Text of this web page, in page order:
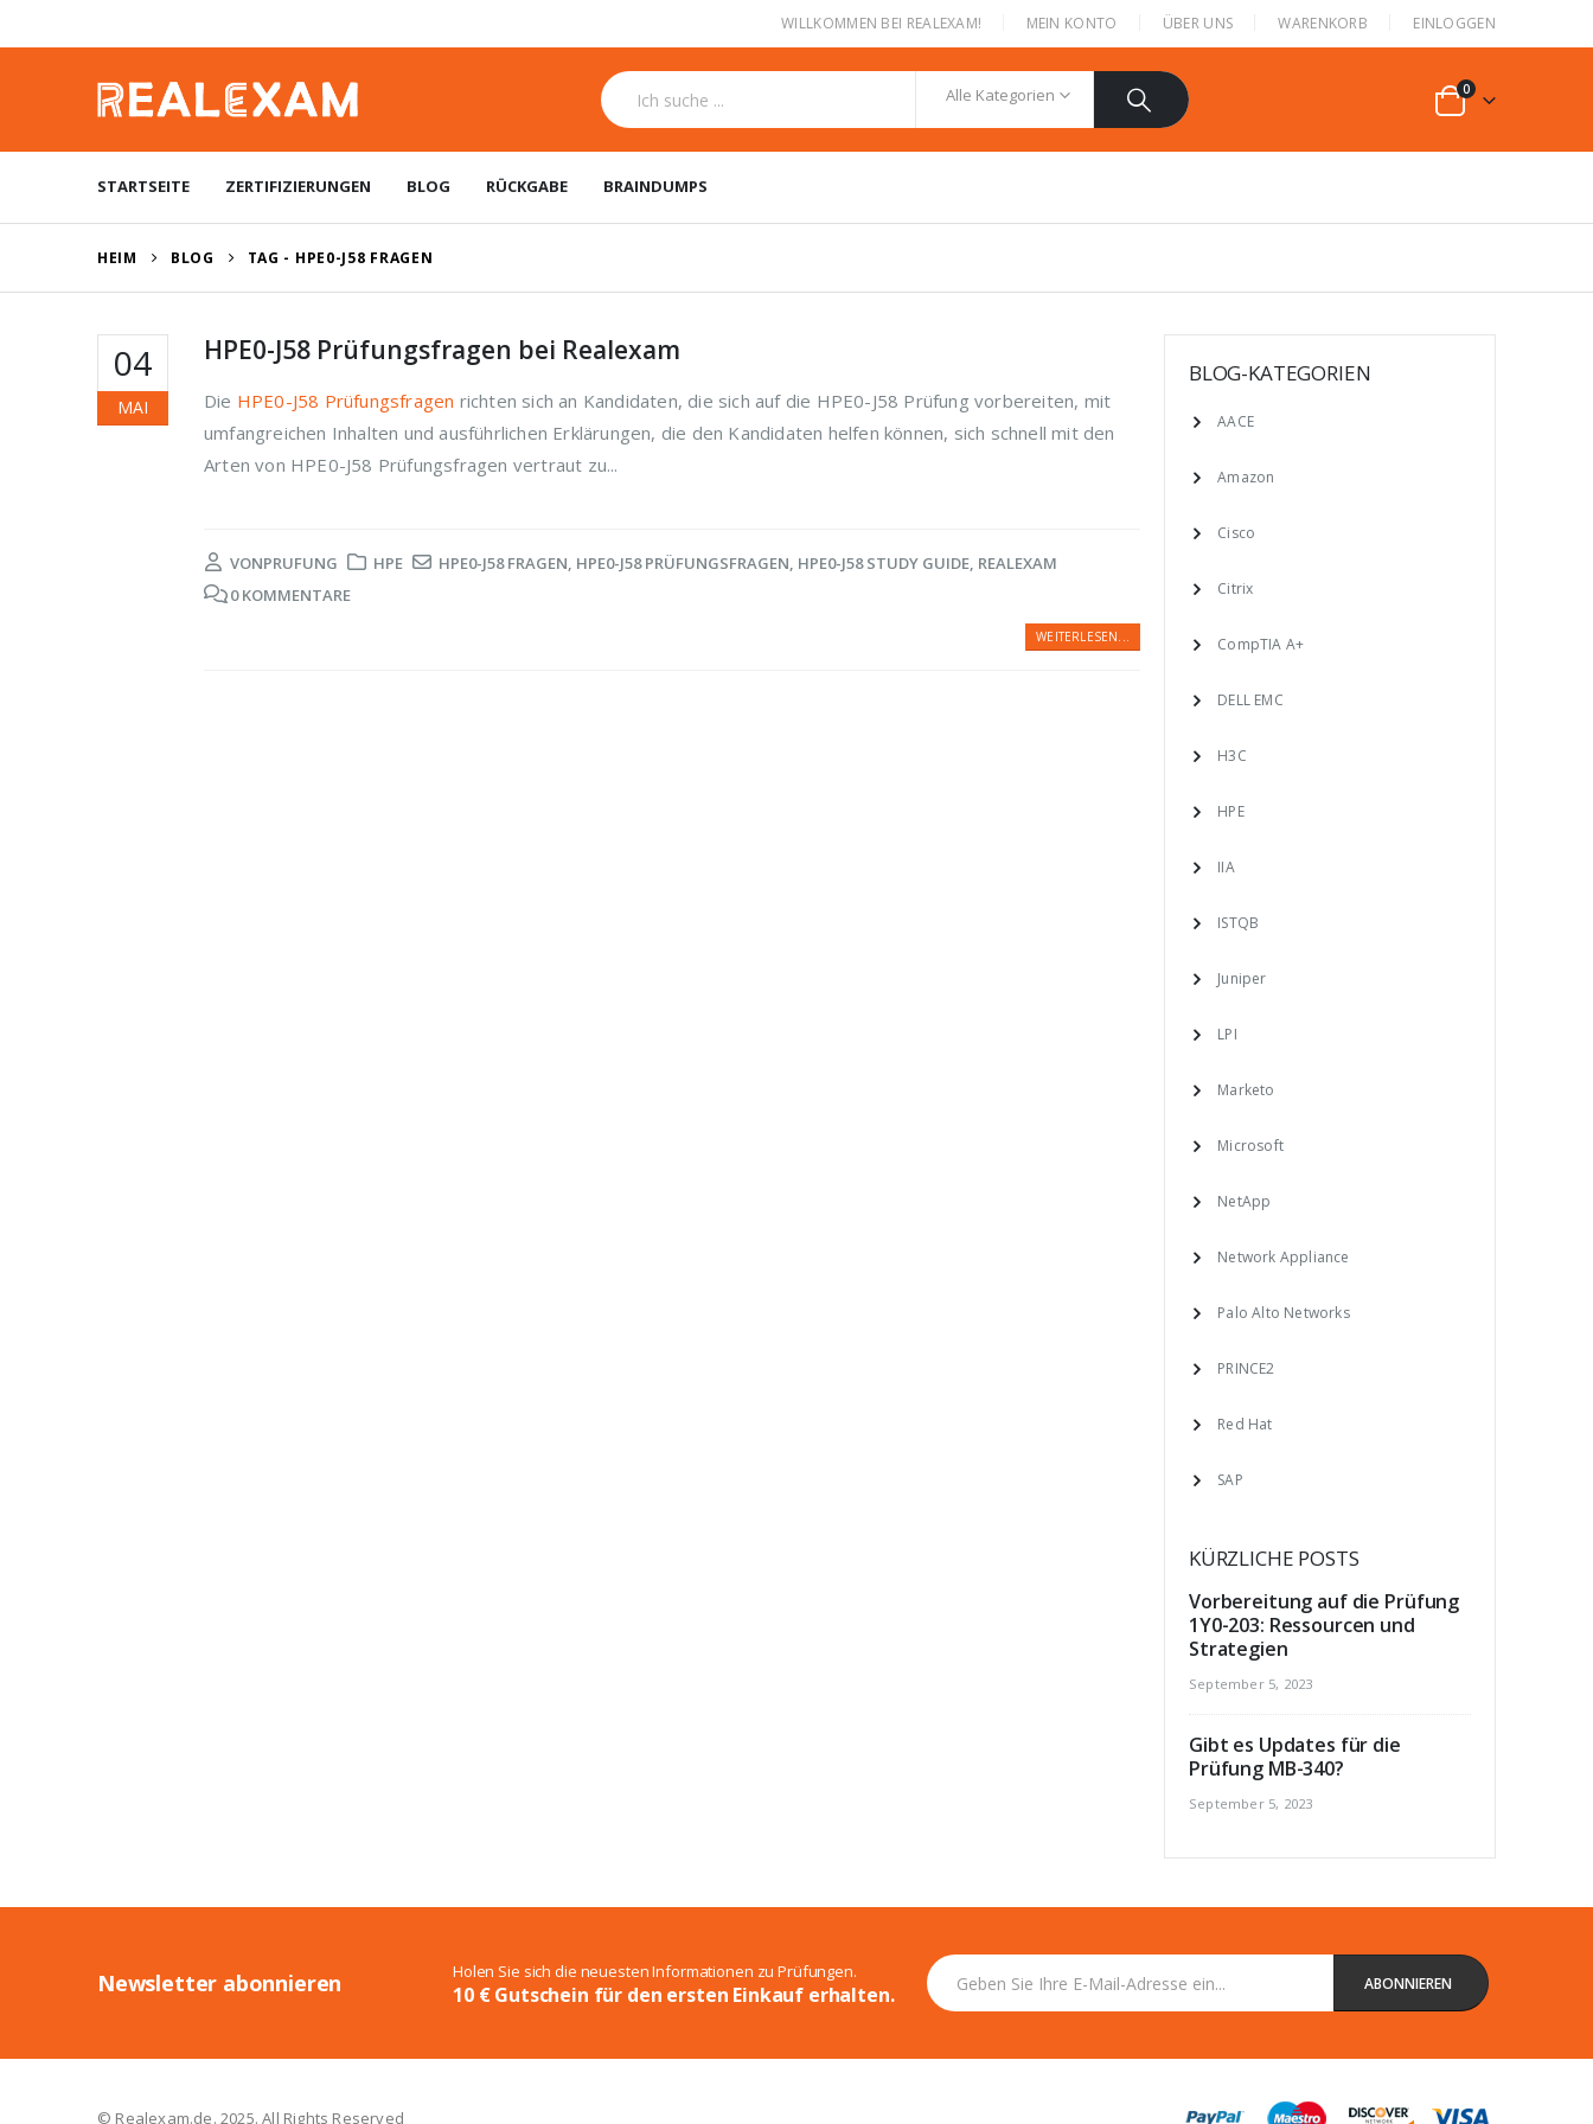
WILLKOMMEN BEI REALEXAM! MEIN KONTO ÜBER UNS WARENKORB EINLOGGEN
Alle Kategorien 0
STARTSEITE ZERTIFIZIERUNGEN BLOG RÜCKGABE BRAINDUMPS
HEIM BLOG TAG - HPE0-J58 FRAGEN
04
MAI
HPE0-J58 Prüfungsfragen bei Realexam
Die HPE0-J58 Prüfungsfragen richten sich an Kandidaten, die sich auf die HPE0-J58 Prüfung vorbereiten, mit
umfangreichen Inhalten und ausführlichen Erklärungen, die den Kandidaten helfen können, sich schnell mit den
Arten von HPE0-J58 Prüfungsfragen vertraut zu...
VONPRUFUNG HPE HPE0-J58 FRAGEN, HPE0-J58 PRÜFUNGSFRAGEN, HPE0-J58 STUDY GUIDE, REALEXAM
0 KOMMENTARE
WEITERLESEN...
BLOG-KATEGORIEN
AACE
Amazon
Cisco
Citrix
CompTIA A+
DELL EMC
H3C
HPE
IIA
ISTQB
Juniper
LPI
Marketo
Microsoft
NetApp
Network Appliance
Palo Alto Networks
PRINCE2
Red Hat
SAP
KÜRZLICHE POSTS
Vorbereitung auf die Prüfung
1Y0-203: Ressourcen und
Strategien
September 5, 2023
Gibt es Updates für die
Prüfung MB-340?
September 5, 2023
Newsletter abonnieren Holen Sie sich die neuesten Informationen zu Prüfungen.
10 € Gutschein für den ersten Einkauf erhalten.
© Realexam.de. 2025. All Rights Reserved